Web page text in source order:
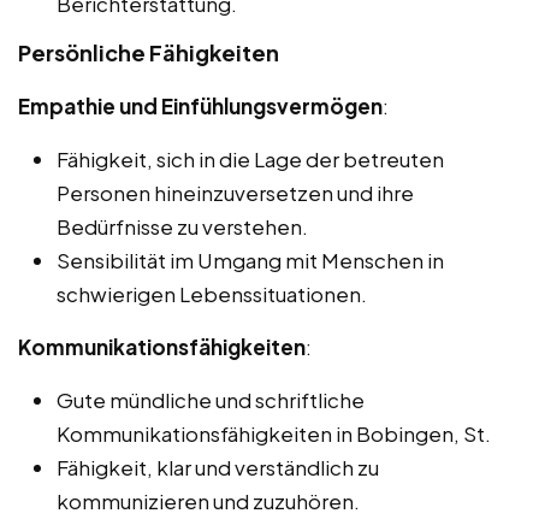
Persönliche Fähigkeiten
Empathie und Einfühlungsvermögen:
Fähigkeit, sich in die Lage der betreuten
Personen hineinzuversetzen und ihre
Bedürfnisse zu verstehen.
Sensibilität im Umgang mit Menschen in
schwierigen Lebenssituationen.
Kommunikationsfähigkeiten:
Gute mündliche und schriftliche
Kommunikationsfähigkeiten in Bobingen, St.
Fähigkeit, klar und verständlich zu
kommunizieren und zuzuhören.